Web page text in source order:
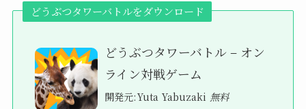
どうぶつタワーバトルをダウンロード
どうぶつタワーバトル – オン
ライン対戦ゲーム
開発元:Yuta Yabuzaki 無料